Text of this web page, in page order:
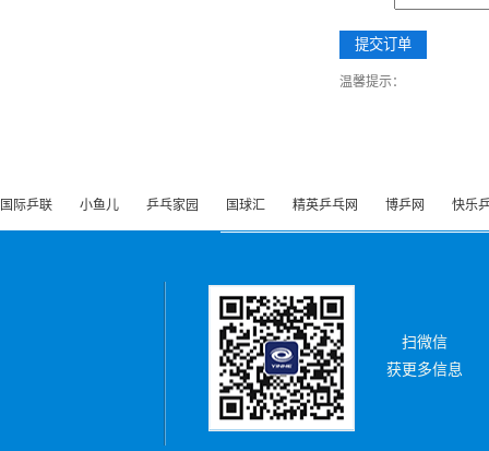
温馨提示：
国际乒联 小鱼儿 乒乓家园 国球汇 精英乒乓网 博乒网 快乐
扫微信
获更多信息